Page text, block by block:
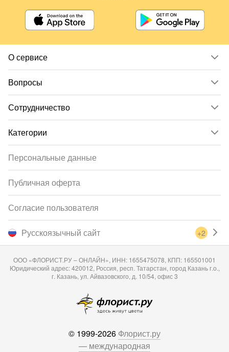
О сервисе
Вопросы
Сотрудничество
Категории
Русскоязычный сайт +2
Персональные данные
Публичная оферта
Согласие пользователя
ООО «ФЛОРИСТ.РУ – ОНЛАЙН», ИНН: 1655475078, КПП: 165501001
Юридический адрес: 420012, Россия, респ. Татарстан, город Казань г.о.,
г. Казань, ул. Айвазовского, д. 10/54, офис 3
© 1999-2026 Флорист.ру
— международная